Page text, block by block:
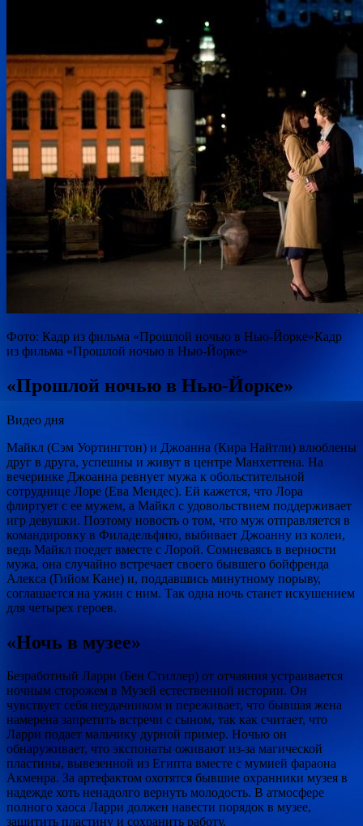
Фото: Кадр из фильма «Прошлой ночью в Нью-Йорке»Кадр
из фильма «Прошлой ночью в Нью-Йорке»
«Прошлой ночью в Нью-Йорке»
Видео дня
Майкл (Сэм Уортингтон) и Джоанна (Кира Найтли) влюблены
друг в друга, успешны и живут в центре Манхеттена. На
вечеринке Джоанна ревнует мужа к обольстительной
сотруднице Лоре (Ева Мендес). Ей кажется, что Лора
флиртует с ее мужем, а Майкл с удовольствием поддерживает
игр девушки. Поэтому новость о том, что муж отправляется в
командировку в Филадельфию, выбивает Джоанну из колеи,
ведь Майкл поедет вместе с Лорой. Сомневаясь в верности
мужа, она случайно встречает своего бывшего бойфренда
Алекса (Гийом Кане) и, поддавшись минутному порыву,
соглашается на ужин с ним. Так одна ночь станет искушением
для четырех героев.
«Ночь в музее»
Безработный Ларри (Бен Стиллер) от отчаяния устраивается
ночным сторожем в Музей естественной истории. Он
чувствует себя неудачником и переживает, что бывшая жена
намерена запретить встречи с сыном, так как считает, что
Ларри подает мальчику дурной пример. Ночью он
обнаруживает, что экспонаты оживают из-за магической
пластины, вывезенной из Египта вместе с мумией фараона
Акменра. За артефактом охотятся бывшие охранники музея в
надежде хоть ненадолго вернуть молодость. В атмосфере
полного хаоса Ларри должен навести порядок в музее,
защитить пластину и сохранить работу.